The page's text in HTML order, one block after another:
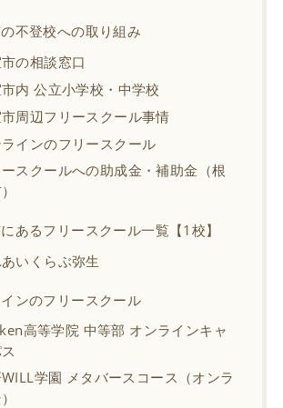
不登校への取り組み
の相談窓口
内 公立小学校・中学校
周辺フリースクール事情
インのフリースクール
スクールへの助成金・補助金（根
あるフリースクール一覧【1校】
いくらぶ弥生
ンのフリースクール
高等学院 中等部 オンラインキャ
学園 メタバースコース（オンラ